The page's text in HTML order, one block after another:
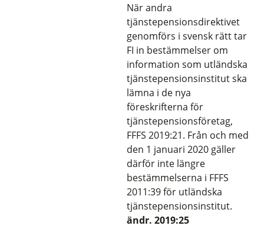
När andra
tjänstepensionsdirektivet
genomförs i svensk rätt tar
FI in bestämmelser om
information som utländska
tjänstepensionsinstitut ska
lämna i de nya
föreskrifterna för
tjänstepensionsföretag,
FFFS 2019:21. Från och med
den 1 januari 2020 gäller
därför inte längre
bestämmelserna i FFFS
2011:39 för utländska
tjänstepensionsinstitut.
ändr. 2019:25